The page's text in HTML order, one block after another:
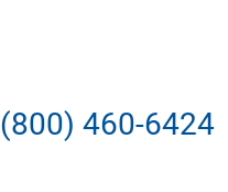
(800) 460-6424